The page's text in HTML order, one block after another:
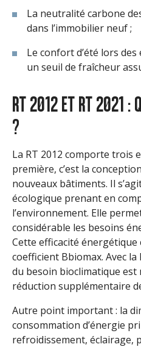
La neutralité carbone
dans l’immobilier neuf ;
Le confort d’été lors
un seuil de fraîcheur
RT 2012 ET RT 2021 :
?
La RT 2012 comporte trois
première, c’est la
nouveaux bâtiments. Il
écologique prenant en
l’environnement. Elle
considérable les besoins
Cette efficacité énergétique
coefficient Bbiomax. Avec la
du besoin bioclimatique est
réduction supplémentaire
Autre point important : la
consommation d’énergie
refroidissement, éclairage,